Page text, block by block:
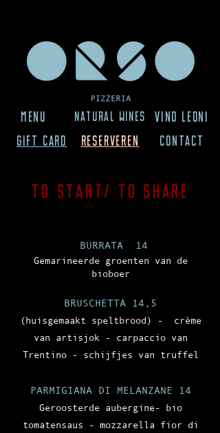
Menu
GIFT CARD
Natural Wines Vino Leoni
RESERVEREn
CON TACT
to start/ to share
BURRATA 14
Gemarineerde groenten van de
bioboer
BRUSCHETTA 14,5
(huisgemaakt speltbrood) - crème
van artisjok - carpaccio van
Trentino - schijfjes van truffel
PARMIGIANA DI MELANZANE 14
Geroosterde aubergine- bio
tomatensaus - mozzarella fior di